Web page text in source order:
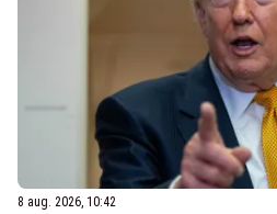
8 aug. 2026, 10:42